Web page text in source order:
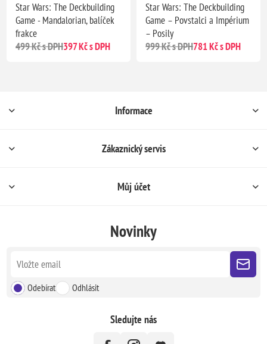
Star Wars: The Deckbuilding
Game - Mandalorian, balíček
frakce
499 Kč s DPH397 Kč s DPH
Star Wars: The Deckbuilding
Game – Povstalci a Impérium
– Posily
999 Kč s DPH781 Kč s DPH
Informace
Zákaznický servis
Můj účet
Novinky
Odebírat Odhlásit
Sledujte nás